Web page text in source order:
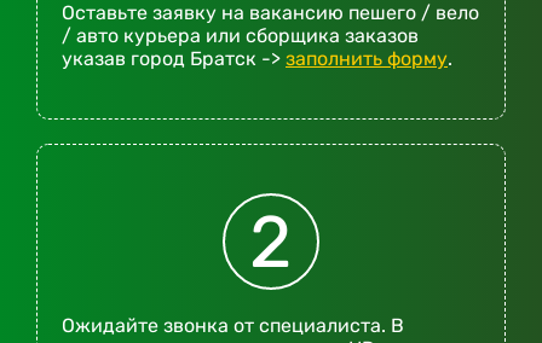
Оставьте заявку на вакансию пешего / вело
/ авто курьера или сборщика заказов
указав город Братск -> заполнить форму.
2
Ожидайте звонка от специалиста. В